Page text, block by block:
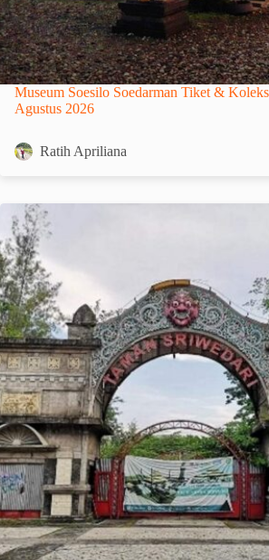
Museum Soesilo Soedarman Tiket &
Agustus 2026
Ratih Apriliana